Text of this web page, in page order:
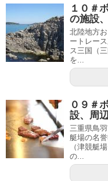
１０＃
の施設
北陸地方
ートレー
ス三国（
を...
０９＃
設、周
三重県鳥
艇場の名
（津競艇
の...